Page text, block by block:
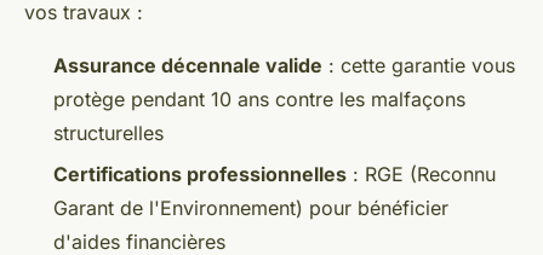
vos travaux :
Assurance décennale valide : cette garantie vous
protège pendant 10 ans contre les malfaçons
structurelles
Certifications professionnelles : RGE (Reconnu
Garant de l'Environnement) pour bénéficier
d'aides financières